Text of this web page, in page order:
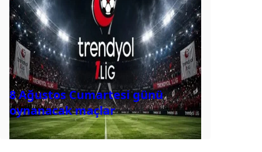
8 Ağustos Cumartesi günü
oynanacak maçlar